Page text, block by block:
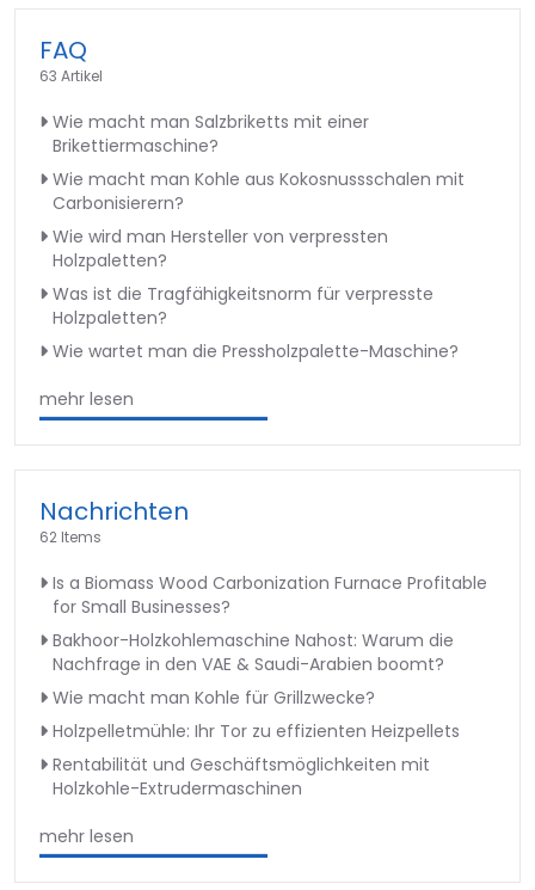
FAQ
63 Artikel
Wie macht man Salzbriketts mit einer
Brikettiermaschine?
Wie macht man Kohle aus Kokosnussschalen mit
Carbonisierern?
Wie wird man Hersteller von verpressten
Holzpaletten?
Was ist die Tragfähigkeitsnorm für verpresste
Holzpaletten?
Wie wartet man die Pressholzpalette-Maschine?
mehr lesen
Nachrichten
62 Items
Is a Biomass Wood Carbonization Furnace Profitable
for Small Businesses?
Bakhoor-Holzkohlemaschine Nahost: Warum die
Nachfrage in den VAE & Saudi-Arabien boomt?
Wie macht man Kohle für Grillzwecke?
Holzpelletmühle: Ihr Tor zu effizienten Heizpellets
Rentabilität und Geschäftsmöglichkeiten mit
Holzkohle-Extrudermaschinen
mehr lesen